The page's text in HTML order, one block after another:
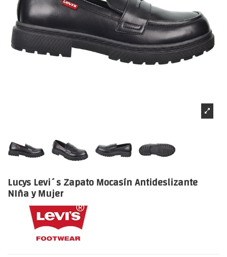
Lucys Levi´s Zapato Mocasín Antideslizante
NIña y Mujer